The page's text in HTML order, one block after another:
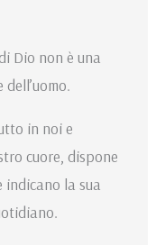
Dio non è una
in noi e
cuore, dispone
indicano la sua